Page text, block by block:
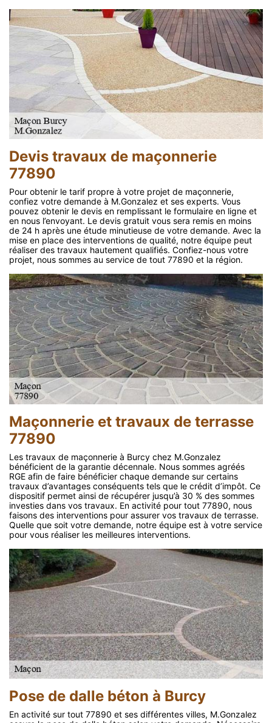
Devis travaux de maçonnerie
77890
Pour obtenir le tarif propre à votre projet de maçonnerie,
confiez votre demande à M.Gonzalez et ses experts. Vous
pouvez obtenir le devis en remplissant le formulaire en ligne et
en nous l’envoyant. Le devis gratuit vous sera remis en moins
de 24 h après une étude minutieuse de votre demande. Avec la
mise en place des interventions de qualité, notre équipe peut
réaliser des travaux hautement qualifiés. Confiez-nous votre
projet, nous sommes au service de tout 77890 et la région.
Maçonnerie et travaux de terrasse
77890
Les travaux de maçonnerie à Burcy chez M.Gonzalez
bénéficient de la garantie décennale. Nous sommes agréés
RGE afin de faire bénéficier chaque demande sur certains
travaux d’avantages conséquents tels que le crédit d’impôt. Ce
dispositif permet ainsi de récupérer jusqu’à 30 % des sommes
investies dans vos travaux. En activité pour tout 77890, nous
faisons des interventions pour assurer vos travaux de terrasse.
Quelle que soit votre demande, notre équipe est à votre service
pour vous réaliser les meilleures interventions.
Pose de dalle béton à Burcy
En activité sur tout 77890 et ses différentes villes, M.Gonzalez